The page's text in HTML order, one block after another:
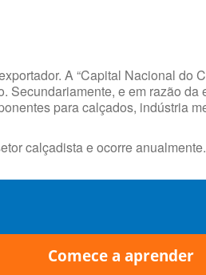
A “Capital Nacional do
Secundariamente, e em razão da
para calçados, indústria
calçadista e ocorre
Comece a aprender